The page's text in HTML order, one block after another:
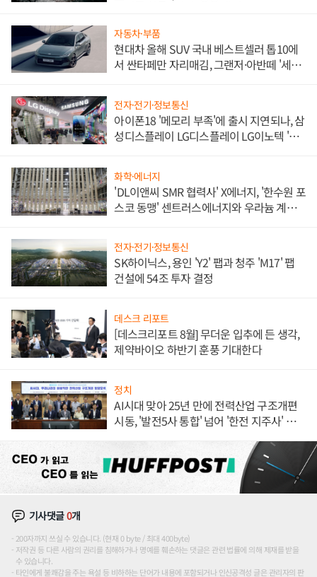
자동차·부품
현대차 올해 SUV 국내 베스트셀러 톱10에
서 싼타페만 자리매김, 그랜저·아반떼 '세단
전자·전기·정보통신
아이폰18 '메모리 부족'에 출시 지연되나, 삼
성디스플레이 LG디스플레이 LG이노텍 '탈
화학·에너지
'DL이앤씨 SMR 협력사' X에너지, '한수원 포
스코 동맹' 센트러스에너지와 우라늄 계약
전자·전기·정보통신
SK하이닉스, 용인 'Y2' 팹과 청주 'M17' 팹
건설에 54조 투자 결정
데스크 리포트
[데스크리포트 8월] 무더운 입추에 든 생각,
제약바이오 하반기 훈풍 기대한다
정치
AI시대 맞아 25년 만에 전력산업 구조개편
시동, '발전5사 통합' 넘어 '한전 지주사' 재편
기사댓글0개
200자까지 쓰실 수 있습니다. (현재 0 byte / 최대 400byte)
저작권 등 다른 사람의 권리를 침해하거나 명예를 훼손하는 댓글은 관련 법률에 의해 제재를 받을
수 있습니다.
타인에게 불쾌감을 주는 욕설 등 비하하는 단어가 내용에 포함되거나 인신공격성 글은 관리자의 판